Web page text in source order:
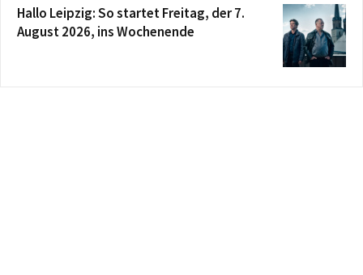
Hallo Leipzig: So startet Freitag, der 7.
August 2026, ins Wochenende